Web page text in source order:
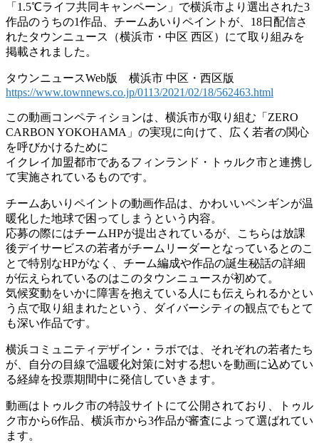
「1.5℃ライフ共同キャンペーン」で横浜市より選出された3
作品のうちの1作品、チームあいりペイントが、18日配信さ
れたタウンニュース（横浜市・中区 西区）にて取り組みを
掲載されました。
タウンニュースWeb版 横浜市 中区・西区版
https://www.townnews.co.jp/0113/2021/02/18/562463.html
この動画コンペティションは、横浜市が取り組む「ZERO
CARBON YOKOHAMA」の実現に向けて、広く若者の関心
を呼びかけるために
イクレイ加盟都市であるフィンランド・トゥルク市と連携し
て実施されているものです。
チームあいりペイントの動画作品は、かわいいペンギンが温
暖化した地球で困ってしまうという内容。
応募の際にはチームHPが提出されているが、こちらは放課
後デイサービスの若者がチームリーダーとなっているとのこ
とで特別なHPがなく、チーム編成や作品の誕生秘話の詳細
が伝えられているのはこのタウンニュースが初めて。
気候変動をいかに障害を抱えている人にも伝えられるかとい
う点で取り組まれたという、ダイバーシティの観点でもとて
も深い作品です。
横浜コミュニティデザイン・ラボでは、それぞれの若者たち
が、自分の目線で温暖化対策に対する想いを動画に込めてい
る経緯を投票期間中に発信していきます。
動画はトゥルク市の特設サイトにて公開されており、トゥル
ク市から6作品、横浜市から3作品が審査によって選ばれてい
ます。